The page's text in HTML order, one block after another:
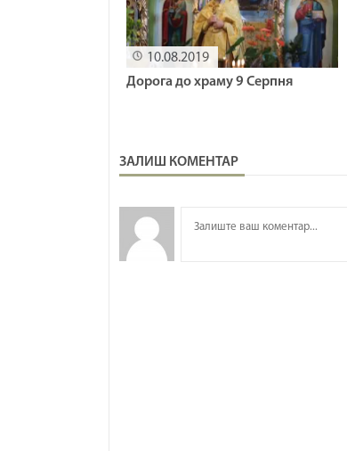
10.08.2019
Дорога до храму 9 Серпня
ЗАЛИШ КОМЕНТАР